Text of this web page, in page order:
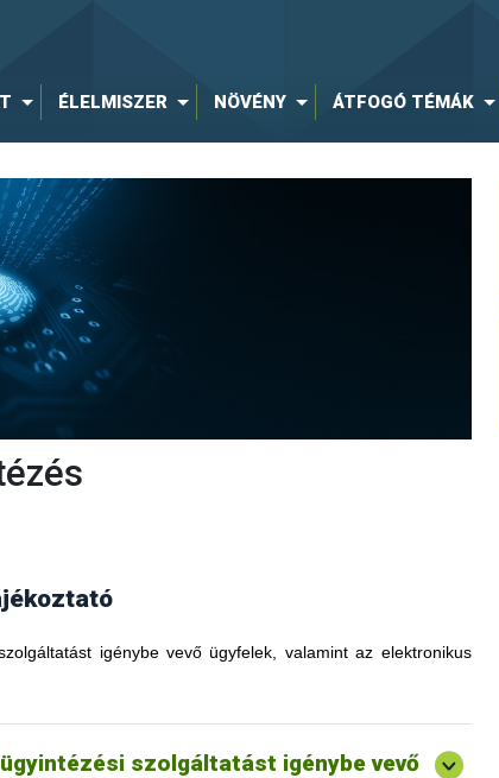
ÉLELMISZER NÖVÉNY ÁTFOGÓ TÉMÁK
igénybe vevő ügyfelek, valamint az elektronikus
szolgáltatást igénybe vevő